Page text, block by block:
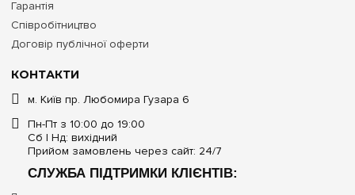
КОНТАКТИ
м. Київ пр. Любомира Гузара 6
Пн-Пт з 10:00 до 19:00
Сб | Нд: вихідний
Прийом замовлень через сайт: 24/7
СЛУЖБА ПІДТРИМКИ КЛІЄНТІВ:
Гарантія
Співробітництво
Договір публічної оферти